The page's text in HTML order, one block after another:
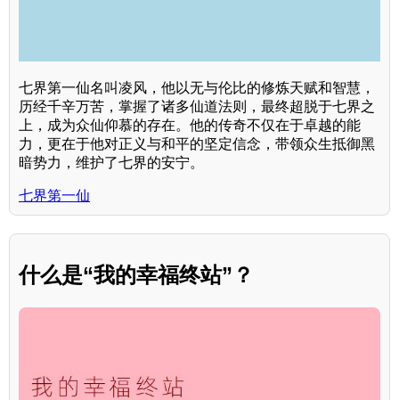
七界第一仙名叫凌风，他以无与伦比的修炼天赋和智慧，
历经千辛万苦，掌握了诸多仙道法则，最终超脱于七界之
上，成为众仙仰慕的存在。他的传奇不仅在于卓越的能
力，更在于他对正义与和平的坚定信念，带领众生抵御黑
暗势力，维护了七界的安宁。
七界第一仙
什么是“我的幸福终站”？